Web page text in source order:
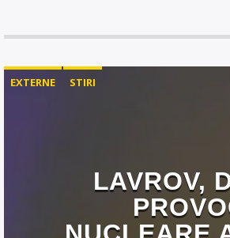
EXTERNE STIRI
LAVROV,